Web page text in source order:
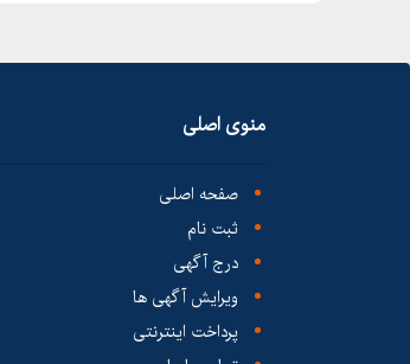
منوی اصلی
صفحه اصلی
ثبت نام
درج آگهی
ویرایش آگهی ها
پرداخت اینترنتی